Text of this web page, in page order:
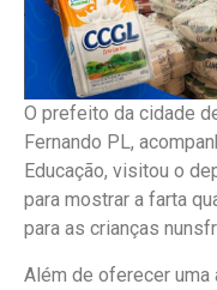
O prefeito da cidade
Fernando PL,
Educação, visitou o
para mostrar a farta
para as crianças
Além de oferecer uma